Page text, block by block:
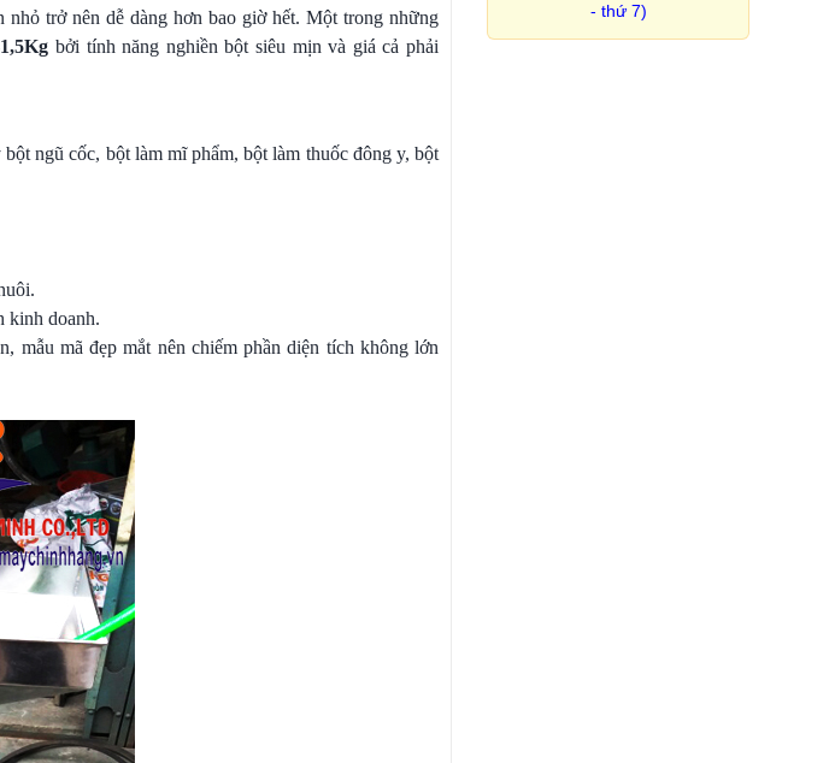
- thứ 7)
trở nên dễ dàng hơn bao giờ hết. Một trong những
bởi tính năng nghiền bột siêu mịn và giá cả phải
ngũ cốc, bột làm mĩ phẩm, bột làm thuốc đông y, bột
kinh doanh.
mã đẹp mắt nên chiếm phần diện tích không lớn